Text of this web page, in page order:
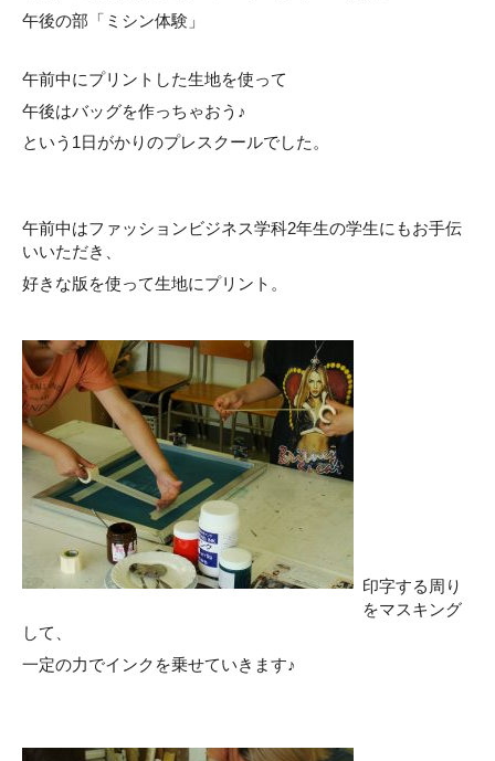
午後の部「ミシン体験」
午前中にプリントした生地を使って
午後はバッグを作っちゃおう♪
という1日がかりのプレスクールでした。
午前中はファッションビジネス学科2年生の学生にもお手伝
いいただき、
好きな版を使って生地にプリント。
印字する周り
をマスキング
して、
一定の力でインクを乗せていきます♪